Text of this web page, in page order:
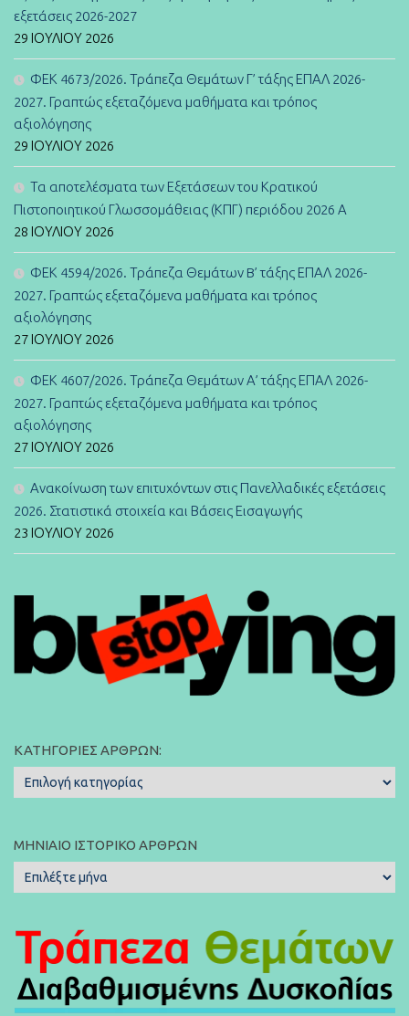
εξετάσεις 2026-2027
29 ΙΟΥΛΊΟΥ 2026
ΦΕΚ 4673/2026. Τράπεζα Θεμάτων Γ’ τάξης ΕΠΑΛ 2026-
2027. Γραπτώς εξεταζόμενα μαθήματα και τρόπος
αξιολόγησης
29 ΙΟΥΛΊΟΥ 2026
Τα αποτελέσματα των Εξετάσεων του Κρατικού
Πιστοποιητικού Γλωσσομάθειας (ΚΠΓ) περιόδου 2026 Α
28 ΙΟΥΛΊΟΥ 2026
ΦΕΚ 4594/2026. Τράπεζα Θεμάτων B’ τάξης ΕΠΑΛ 2026-
2027. Γραπτώς εξεταζόμενα μαθήματα και τρόπος
αξιολόγησης
27 ΙΟΥΛΊΟΥ 2026
ΦΕΚ 4607/2026. Τράπεζα Θεμάτων Α’ τάξης ΕΠΑΛ 2026-
2027. Γραπτώς εξεταζόμενα μαθήματα και τρόπος
αξιολόγησης
27 ΙΟΥΛΊΟΥ 2026
Ανακοίνωση των επιτυχόντων στις Πανελλαδικές εξετάσεις
2026. Στατιστικά στοιχεία και Βάσεις Εισαγωγής
23 ΙΟΥΛΊΟΥ 2026
ΚΑΤΗΓΟΡΊΕΣ ΆΡΘΡΩΝ:
Κατηγορίες
Άρθρων:
ΜΗΝΙΑΊΟ ΙΣΤΟΡΙΚΌ ΆΡΘΡΩΝ
Μηνιαίο
Ιστορικό